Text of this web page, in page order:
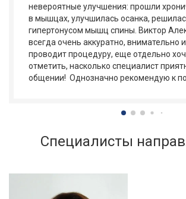
невероятные улучшения: прошли
в мышцах, улучшилась осанка,
гипертонусом мышц спины. Виктор
всегда очень аккуратно, внимательно
проводит процедуру, еще отдельно
отметить, насколько специалист
общении! Однозначно рекомендую к
Специалисты